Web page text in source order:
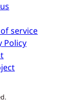
service
Policy